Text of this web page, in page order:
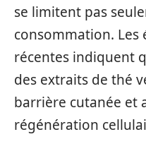
se limitent pas
consommation. Les
récentes indiquent
des extraits de thé
barrière cutanée et
régénération